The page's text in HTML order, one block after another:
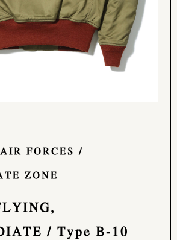
FORCES /
ZONE
/ Type B-10